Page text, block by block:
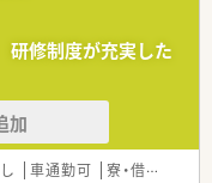
。
薬剤師の業務負担を軽減
ら沖縄まで多くの店舗に
ートのメリハリをつけ
修制度が充実した
加
車通勤可 寮・借上社宅あり